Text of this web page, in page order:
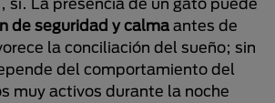
de seguridad y calma antes de
la conciliación del sueño; sin
del comportamiento del
muy activos durante la noche